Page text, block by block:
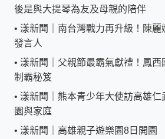
後是與大提琴為友及母親的陪伴
• 漾新聞｜南台灣戰力再升級！陳
發言人
• 漾新聞｜父親節最霸氣獻禮！鳳西
制霸秘笈
• 漾新聞｜熊本青少年大使訪高雄
園與家庭
• 漾新聞｜高雄親子遊樂園8日開